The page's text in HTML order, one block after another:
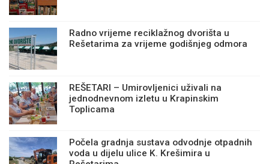
Radno vrijeme reciklažnog dvorišta u
Rešetarima za vrijeme godišnjeg odmora
REŠETARI – Umirovljenici uživali na
jednodnevnom izletu u Krapinskim
Toplicama
Počela gradnja sustava odvodnje otpadnih
voda u dijelu ulice K. Krešimira u